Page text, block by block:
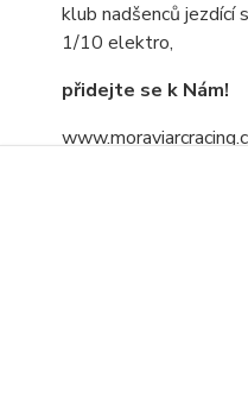
klub nadšenců jezdící
1/10 elektro,
přidejte se k Nám!